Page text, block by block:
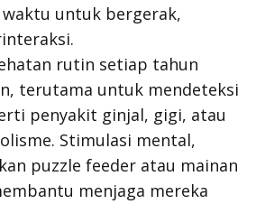
untuk bergerak,
rutin setiap tahun
terutama untuk mendeteksi
penyakit ginjal, gigi, atau
Stimulasi mental,
puzzle feeder atau mainan
menjaga mereka